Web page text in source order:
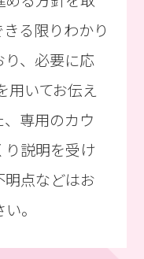
る限りわかり
、必要に応
用いてお伝え
専用のカウ
り説明を受け
点などはお
。